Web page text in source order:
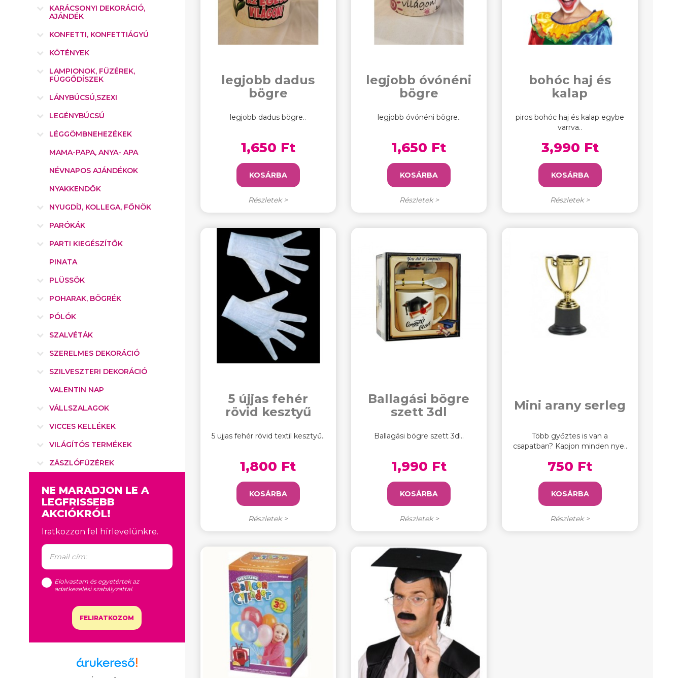
KARÁCSONYI DEKORÁCIÓ,
AJÁNDÉK
KONFETTI, KONFETTIÁGYÚ
KÖTÉNYEK
LAMPIONOK, FÜZÉREK,
FÜGGŐDÍSZEK
LÁNYBÚCSÚ,SZEXI
LEGÉNYBÚCSÚ
LÉGGÖMBNEHEZÉKEK
MAMA-PAPA, ANYA- APA
NÉVNAPOS AJÁNDÉKOK
NYAKKENDŐK
NYUGDÍJ, KOLLEGA, FŐNÖK
PARÓKÁK
PARTI KIEGÉSZÍTŐK
PINATA
PLÜSSÖK
POHARAK, BÖGRÉK
PÓLÓK
SZALVÉTÁK
SZERELMES DEKORÁCIÓ
SZILVESZTERI DEKORÁCIÓ
VALENTIN NAP
VÁLLSZALAGOK
VICCES KELLÉKEK
VILÁGÍTÓS TERMÉKEK
ZÁSZLÓFÜZÉREK
NE MARADJON LE A
LEGFRISSEBB
AKCIÓKRÓL!
Iratkozzon fel hírlevelünkre.
Elolvastam és egyetértek az
adatkezelési szabályzattal.
FELIRATKOZOM
legjobb dadus
bögre
legjobb dadus bögre..
1,650 Ft
KOSÁRBA
Részletek >
legjobb óvónéni
bögre
legjobb óvónéni bögre..
1,650 Ft
KOSÁRBA
Részletek >
bohóc haj és
kalap
piros bohóc haj és kalap egybe
varrva..
3,990 Ft
KOSÁRBA
Részletek >
5 újjas fehér
rövid kesztyű
5 ujjas fehér rövid textil kesztyű..
1,800 Ft
KOSÁRBA
Részletek >
Ballagási bögre
szett 3dl
Ballagási bögre szett 3dl..
1,990 Ft
KOSÁRBA
Részletek >
Mini arany serleg
Több győztes is van a
csapatban? Kapjon minden nye..
750 Ft
KOSÁRBA
Részletek >